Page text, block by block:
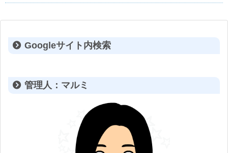
Googleサイト内検索
管理人：マルミ
趣味
パン作り修行
投資信託やってみた日記